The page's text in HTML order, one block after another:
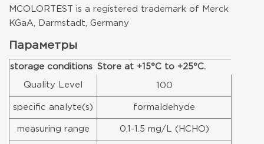
MCOLORTEST is a registered trademark of Merck
KGaA, Darmstadt, Germany
Параметры
storage conditions Store at +15°C to +25°C.
Quality Level 100
specific analyte(s) formaldehyde
measuring range 0.1-1.5 mg/L (HCHO)